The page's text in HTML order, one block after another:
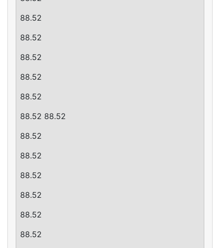
88.52
88.52
88.52
88.52
88.52
88.52 88.52
88.52
88.52
88.52
88.52
88.52
88.52